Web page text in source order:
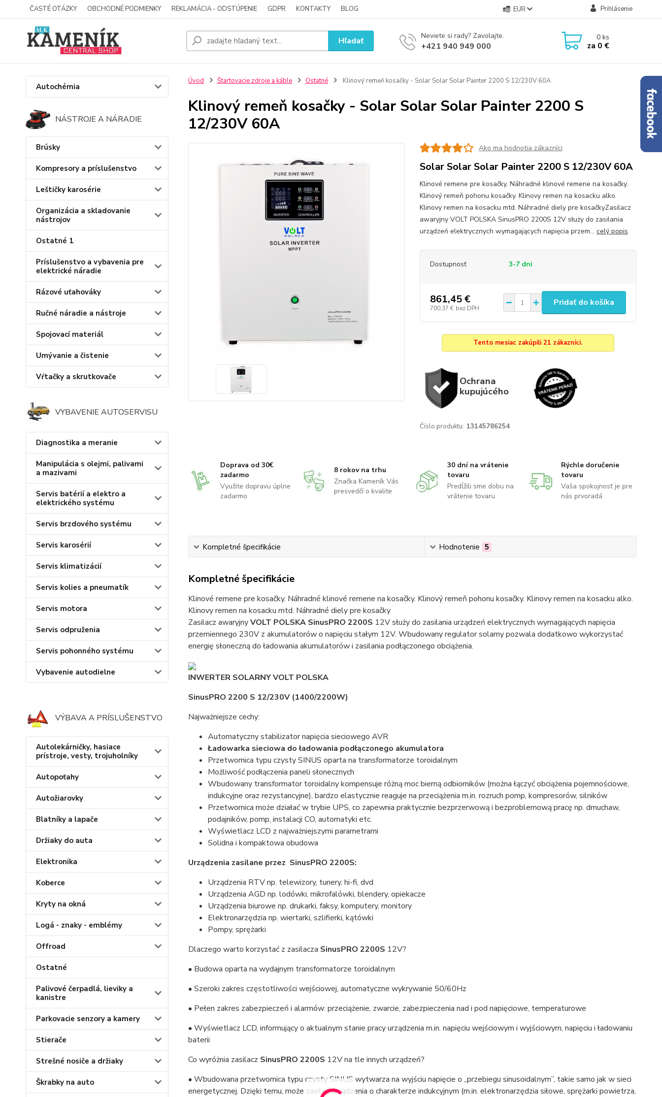
ČASTÉ OTÁZKY OBCHODNÉ PODMIENKY REKLAMÁCIA - ODSTÚPENIE GDPR KONTAKTY BLOG EUR Prihlásenie
Hľadať Neviete si rady? Zavolajte.
+421 940 949 000
0ks
za 0 €
Autochémia
NÁSTROJE A NÁRADIE
Brúsky
Kompresory a príslušenstvo
Leštičky karosérie
Organizácia a skladovanie
nástrojov
Ostatné 1
Príslušenstvo a vybavenia pre
elektrické náradie
Rázové uťahováky
Ručné náradie a nástroje
Spojovací materiál
Umývanie a čistenie
Vŕtačky a skrutkovače
VYBAVENIE AUTOSERVISU
Diagnostika a meranie
Manipulácia s olejmi, palivami
a mazivami
Servis batérií a elektro a
elektrického systému
Servis brzdového systému
Servis karosérií
Servis klimatizácií
Servis kolies a pneumatík
Servis motora
Servis odpruženia
Servis pohonného systému
Vybavenie autodielne
VÝBAVA A PRÍSLUŠENSTVO
Autolekárničky, hasiace
prístroje, vesty, trojuholníky
Autopoťahy
Autožiarovky
Blatníky a lapače
Držiaky do auta
Elektronika
Koberce
Kryty na okná
Logá - znaky - emblémy
Offroad
Ostatné
Palivové čerpadlá, lieviky a
kanistre
Parkovacie senzory a kamery
Stierače
Strešné nosiče a držiaky
Škrabky na auto
Úvod Štartovacie zdroje a káble Ostatné Klinový remeň kosačky - Solar Solar Solar Painter 2200 S 12/230V 60A
Klinový remeň kosačky - Solar Solar Solar Painter 2200 S
12/230V 60A
Ako ma hodnotia zákazníci
Solar Solar Solar Painter 2200 S 12/230V 60A
Klinové remene pre kosačky. Náhradné klinové remene na kosačky.
Klinový remeň pohonu kosačky. Klinovy remen na kosacku alko.
Klinovy remen na kosacku mtd. Náhradné diely pre kosačkyZasilacz
awaryjny VOLT POLSKA SinusPRO 2200S 12V służy do zasilania
urządzeń elektrycznych wymagających napięcia przem... celý popis
Dostupnosť 3-7 dni
861,45 €
700,37 € bez DPH
Pridať do košíka
Tento mesiac zakúpili 21 zákazníci.
Ochrana
kupujúcého
Číslo produktu: 13145786254
Doprava od 30€
zadarmo
Využite dopravu úplne
zadarmo
8 rokov na trhu
Značka Kameník Vás
presvedčí o kvalite
30 dní na vrátenie
tovaru
Predĺžili sme dobu na
vrátenie tovaru
Rýchle doručenie
tovaru
Vaša spokojnosť je pre
nás prvoradá
Kompletné špecifikácie Hodnotenie 5
Kompletné špecifikácie
Klinové remene pre kosačky. Náhradné klinové remene na kosačky. Klinový remeň pohonu kosačky. Klinovy remen na kosacku alko.
Klinovy remen na kosacku mtd. Náhradné diely pre kosačky
Zasilacz awaryjnyVOLT POLSKA SinusPRO 2200S 12V służy do zasilania urządzeń elektrycznych wymagających napięcia
przemiennego 230V z akumulatorów o napięciu stałym 12V. Wbudowany regulator solarny pozwala dodatkowo wykorzystać
energię słoneczną do ładowania akumulatorów i zasilania podłączonego obciążenia.
INWERTER SOLARNY VOLT POLSKA
SinusPRO 2200 S 12/230V (1400/2200W)
Najważniejsze cechy:
Automatyczny stabilizator napięcia sieciowego AVR
Ładowarka sieciowa do ładowania podłączonego akumulatora
Przetwornica typu czysty SINUS oparta na transformatorze toroidalnym
Możliwość podłączenia paneli słonecznych
Wbudowany transformator toroidalny kompensuje różną moc bierną odbiorników (można łączyć obciążenia pojemnościowe,
indukcyjne oraz rezystancyjne), bardzo elastycznie reaguje na przeciążenia m.in. rozruch pomp, kompresorów, silników
Przetwornica może działać w trybie UPS, co zapewnia praktycznie bezprzerwową i bezproblemową pracę np. dmuchaw,
podajników, pomp, instalacji CO, automatyki etc.
Wyświetlacz LCD z najważniejszymi parametrami
Solidna i kompaktowa obudowa
Urządzenia zasilane przez SinusPRO 2200S:
Urządzenia RTV np. telewizory, tunery, hi-fi, dvd
Urządzenia AGD np. lodówki, mikrofalówki, blendery, opiekacze
Urządzenia biurowe np. drukarki, faksy, komputery, monitory
Elektronarzędzia np. wiertarki, szlifierki, kątówki
Pompy, sprężarki
Dlaczego warto korzystać z zasilacza SinusPRO 2200S 12V?
• Budowa oparta na wydajnym transformatorze toroidalnym
• Szeroki zakres częstotliwości wejściowej, automatyczne wykrywanie 50/60Hz
• Pełen zakres zabezpieczeń i alarmów: przeciążenie, zwarcie, zabezpieczenia nad i pod napięciowe, temperaturowe
• Wyświetlacz LCD, informujący o aktualnym stanie pracy urządzenia m.in. napięciu wejściowym i wyjściowym, napięciu i ładowaniu
baterii
Co wyróżnia zasilacz SinusPRO 2200S 12V na tle innych urządzeń?
• Wbudowana przetwornica typu czysty SINUS wytwarza na wyjściu napięcie o „przebiegu sinusoidalnym”, takie samo jak w sieci
energetycznej. Dzięki temu, może zasilać urządzenia o charakterze indukcyjnym (m.in. elektronarzędzia siłowe, sprężarki powietrza,